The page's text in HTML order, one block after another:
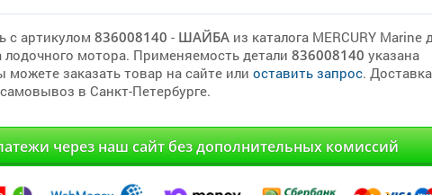
с артикулом 836008140 - ШАЙБА из каталога MERCURY Marine
лодочного мотора. Применяемость детали 836008140 указана
можете заказать товар на сайте или оставить запрос.
в Санкт-Петербурге.
через наш сайт без дополнительных комиссий